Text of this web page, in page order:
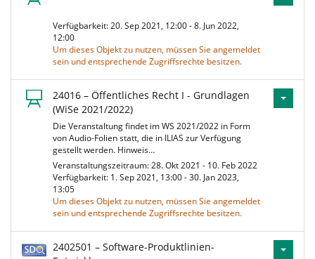
Verfügbarkeit: 20. Sep 2021, 12:00 - 8. Jun 2022,
12:00
Um dieses Objekt zu nutzen, müssen Sie angemeldet
sein und entsprechende Zugriffsrechte besitzen.
24016 – Öffentliches Recht I - Grundlagen
(WiSe 2021/2022)
Die Veranstaltung findet im WS 2021/2022 in Form
von Audio-Folien statt, die in ILIAS zur Verfügung
gestellt werden. Hinweis…
Veranstaltungszeitraum: 28. Okt 2021 - 10. Feb 2022
Verfügbarkeit: 1. Sep 2021, 13:00 - 30. Jan 2023,
13:05
Um dieses Objekt zu nutzen, müssen Sie angemeldet
sein und entsprechende Zugriffsrechte besitzen.
2402501 – Software-Produktlinien-